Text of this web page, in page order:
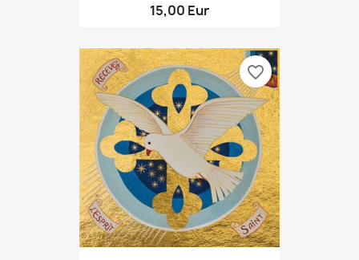
15,00 Eur
favorite_border